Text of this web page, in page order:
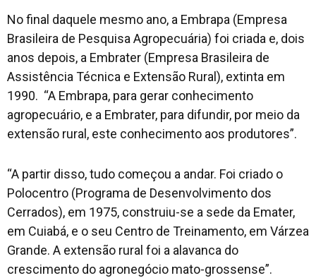
No final daquele mesmo ano, a Embrapa (Empresa
Brasileira de Pesquisa Agropecuária) foi criada e, dois
anos depois, a Embrater (Empresa Brasileira de
Assistência Técnica e Extensão Rural), extinta em
1990. “A Embrapa, para gerar conhecimento
agropecuário, e a Embrater, para difundir, por meio da
extensão rural, este conhecimento aos produtores”.
“A partir disso, tudo começou a andar. Foi criado o
Polocentro (Programa de Desenvolvimento dos
Cerrados), em 1975, construiu-se a sede da Emater,
em Cuiabá, e o seu Centro de Treinamento, em Várzea
Grande. A extensão rural foi a alavanca do
crescimento do agronegócio mato-grossense”.